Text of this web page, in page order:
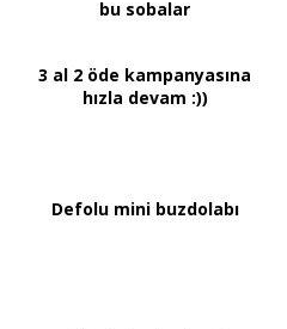
bu sobalar
3 al 2 öde kampanyasına
hızla devam :))
Defolu mini buzdolabı